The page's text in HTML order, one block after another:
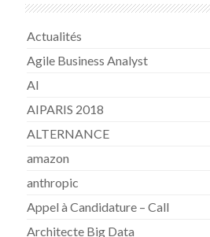
Actualités
Agile Business Analyst
AI
AIPARIS 2018
ALTERNANCE
amazon
anthropic
Appel à Candidature – Call
Architecte Big Data